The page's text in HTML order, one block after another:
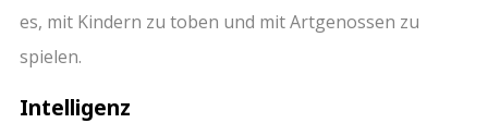
es, mit Kindern zu toben und mit Artgenossen zu
spielen.
Intelligenz